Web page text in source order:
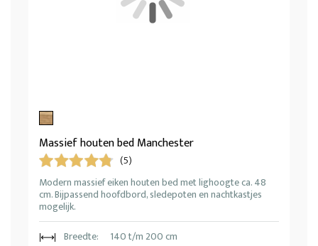
Massief houten bed Manchester
(5)
Modern massief eiken houten bed met lighoogte ca. 48
cm. Bijpassend hoofdbord, sledepoten en nachtkastjes
mogelijk.
Breedte:
140 t/m 200 cm